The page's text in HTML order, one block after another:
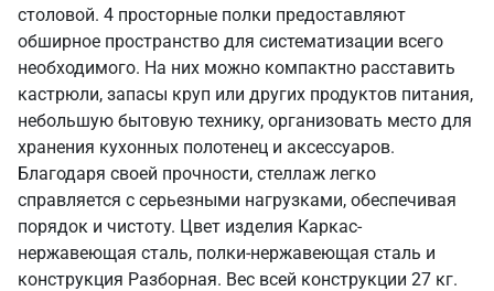
столовой. 4 просторные полки предоставляют
обширное пространство для систематизации всего
необходимого. На них можно компактно расставить
кастрюли, запасы круп или других продуктов питания,
небольшую бытовую технику, организовать место для
хранения кухонных полотенец и аксессуаров.
Благодаря своей прочности, стеллаж легко
справляется с серьезными нагрузками, обеспечивая
порядок и чистоту. Цвет изделия Каркас-
нержавеющая сталь, полки-нержавеющая сталь и
конструкция Разборная. Вес всей конструкции 27 кг.